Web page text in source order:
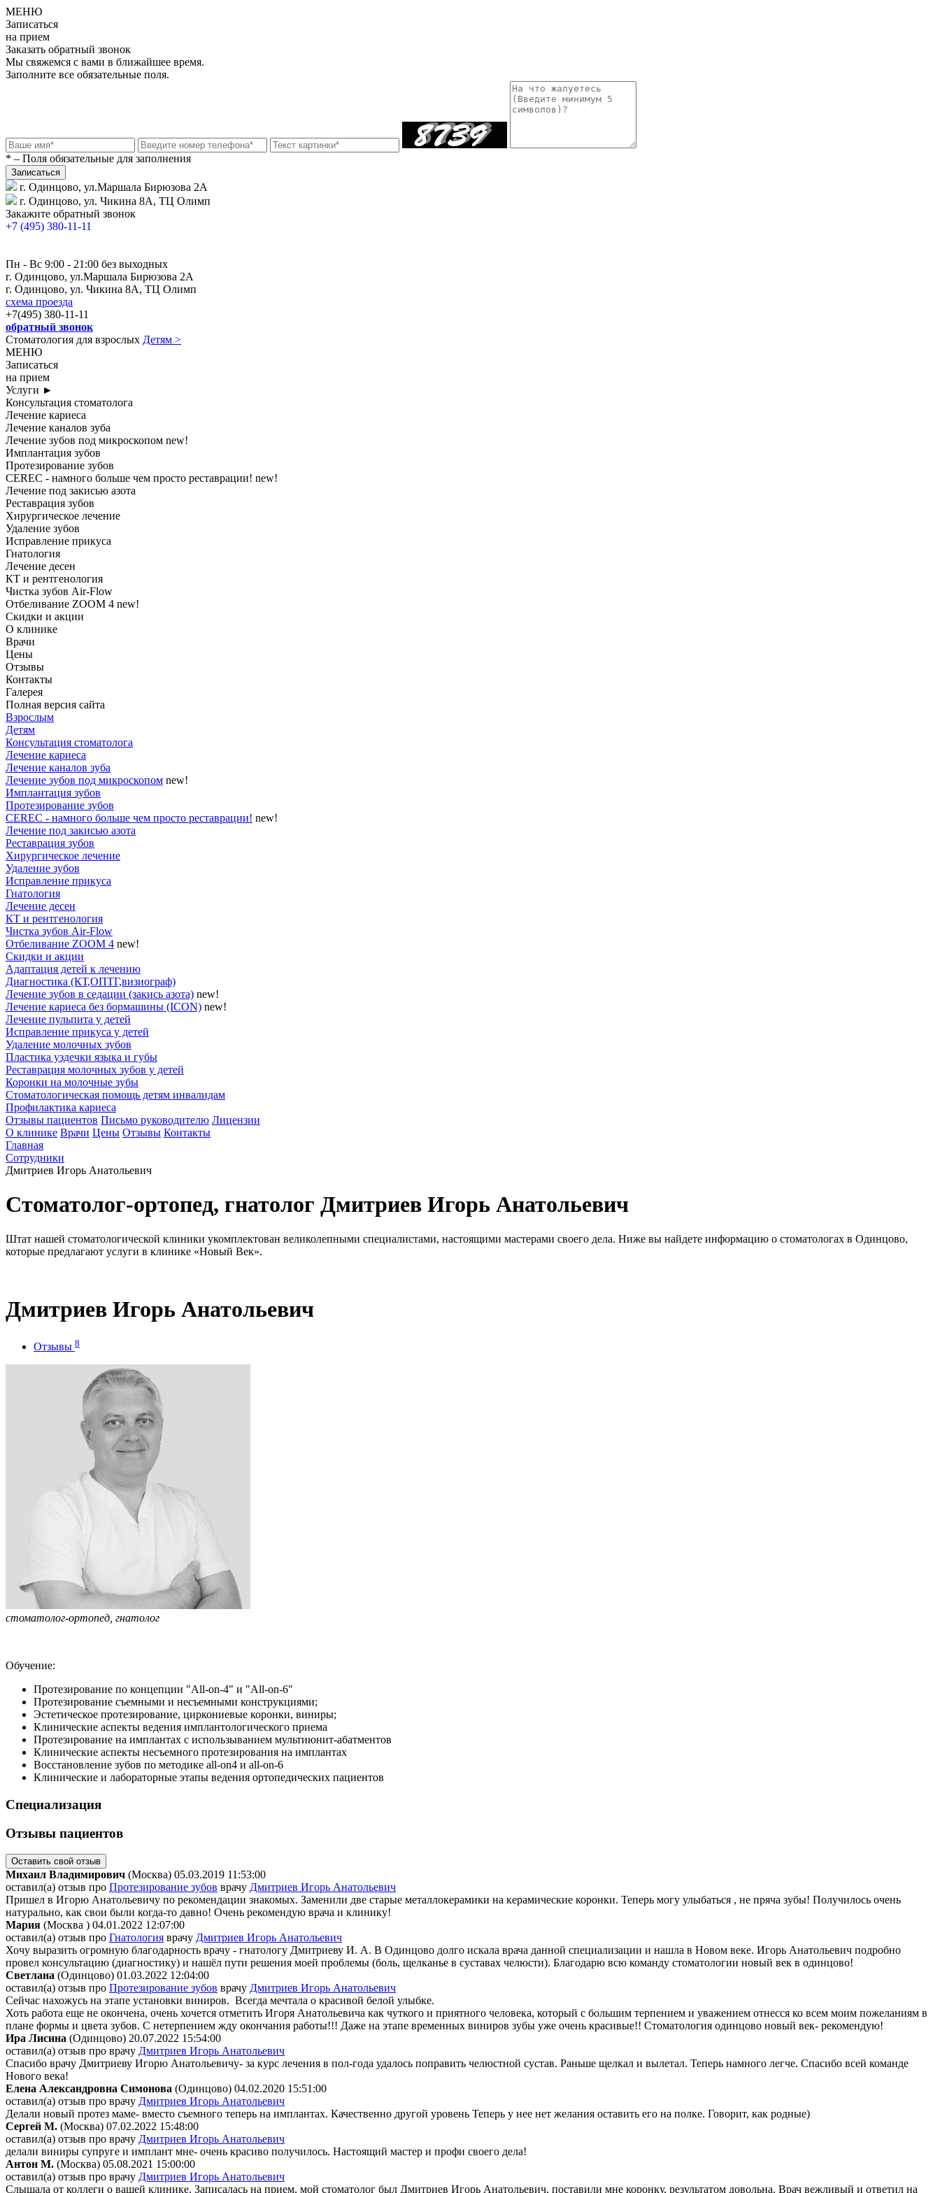
МЕНЮ
Записаться
на прием
Заказать обратный звонок
Мы свяжемся с вами в ближайшее время.
Заполните все обязательные поля.
* – Поля обязательные для заполнения
г. Одинцово, ул.Маршала Бирюзова 2А
г. Одинцово, ул. Чикина 8А, ТЦ Олимп
Закажите обратный звонок
+7 (495) 380-11-11
Пн - Вс 9:00 - 21:00 без выходных
г. Одинцово, ул.Маршала Бирюзова 2А
г. Одинцово, ул. Чикина 8А, ТЦ Олимп
схема проезда
+7(495) 380-11-11
обратный звонок
Стоматология для взрослых Детям >
МЕНЮ
Записаться
на прием
Услуги ►
Консультация стоматолога
Лечение кариеса
Лечение каналов зуба
Лечение зубов под микроскопом new!
Имплантация зубов
Протезирование зубов
CEREC - намного больше чем просто реставрации! new!
Лечение под закисью азота
Реставрация зубов
Хирургическое лечение
Удаление зубов
Исправление прикуса
Гнатология
Лечение десен
КТ и рентгенология
Чистка зубов Air-Flow
Отбеливание ZOOM 4 new!
Скидки и акции
О клинике
Врачи
Цены
Отзывы
Контакты
Галерея
Полная версия сайта
Взрослым
Детям
Консультация стоматолога
Лечение кариеса
Лечение каналов зуба
Лечение зубов под микроскопом new!
Имплантация зубов
Протезирование зубов
CEREC - намного больше чем просто реставрации! new!
Лечение под закисью азота
Реставрация зубов
Хирургическое лечение
Удаление зубов
Исправление прикуса
Гнатология
Лечение десен
КТ и рентгенология
Чистка зубов Air-Flow
Отбеливание ZOOM 4 new!
Скидки и акции
Адаптация детей к лечению
Диагностика (КТ,ОПТГ,визиограф)
Лечение зубов в седации (закись азота) new!
Лечение кариеса без бормашины (ICON) new!
Лечение пульпита у детей
Исправление прикуса у детей
Удаление молочных зубов
Пластика уздечки языка и губы
Реставрация молочных зубов у детей
Коронки на молочные зубы
Стоматологическая помощь детям инвалидам
Профилактика кариеса
Отзывы пациентов Письмо руководителю Лицензии
О клинике Врачи Цены Отзывы Контакты
Главная
Сотрудники
Дмитриев Игорь Анатольевич
Стоматолог-ортопед, гнатолог Дмитриев Игорь Анатольевич
Штат нашей стоматологической клиники укомплектован великолепными специалистами, настоящими мастерами своего дела. Ниже вы найдете информацию о стоматологах в Одинцово,
которые предлагают услуги в клинике «Новый Век».
Дмитриев Игорь Анатольевич
Отзывы 8
стоматолог-ортопед, гнатолог
Обучение:
Протезирование по концепции "All-on-4" и "All-on-6"
Протезирование съемными и несъемными конструкциями;
Эстетическое протезирование, циркониевые коронки, виниры;
Клинические аспекты ведения имплантологического приема
Протезирование на имплантах с использыванием мультиюнит-абатментов
Клинические аспекты несъемного протезирования на имплантах
Восстановление зубов по методике all-on4 и all-on-6
Клинические и лабораторные этапы ведения ортопедических пациентов
Специализация
Отзывы пациентов
Оставить свой отзыв
Михаил Владимирович (Москва) 05.03.2019 11:53:00
оставил(а) отзыв про Протезирование зубов врачу Дмитриев Игорь Анатольевич
Пришел в Игорю Анатольевичу по рекомендации знакомых. Заменили две старые металлокерамики на керамические коронки. Теперь могу улыбаться , не пряча зубы! Получилось очень
натурально, как свои были когда-то давно! Очень рекомендую врача и клинику!
Мария (Москва ) 04.01.2022 12:07:00
оставил(а) отзыв про Гнатология врачу Дмитриев Игорь Анатольевич
Хочу выразить огромную благодарность врачу - гнатологу Дмитриеву И. А. В Одинцово долго искала врача данной специализации и нашла в Новом веке. Игорь Анатольевич подробно
провел консультацию (диагностику) и нашёл пути решения моей проблемы (боль, щелканье в суставах челюсти). Благодарю всю команду стоматологии новый век в одинцово!
Светлана (Одинцово) 01.03.2022 12:04:00
оставил(а) отзыв про Протезирование зубов врачу Дмитриев Игорь Анатольевич
Сейчас нахожусь на этапе установки виниров. Всегда мечтала о красивой белой улыбке.
Хоть работа еще не окончена, очень хочется отметить Игоря Анатольевича как чуткого и приятного человека, который с большим терпением и уважением отнесся ко всем моим пожеланиям в
плане формы и цвета зубов. С нетерпением жду окончания работы!!! Даже на этапе временных виниров зубы уже очень красивые!! Стоматология одинцово новый век- рекомендую!
Ира Лисина (Одинцово) 20.07.2022 15:54:00
оставил(а) отзыв про врачу Дмитриев Игорь Анатольевич
Спасибо врачу Дмитриеву Игорю Анатольевичу- за курс лечения в пол-года удалось поправить челюстной сустав. Раньше щелкал и вылетал. Теперь намного легче. Спасибо всей команде
Нового века!
Елена Александровна Симонова (Одинцово) 04.02.2020 15:51:00
оставил(а) отзыв про врачу Дмитриев Игорь Анатольевич
Делали новый протез маме- вместо съемного теперь на имплантах. Качественно другой уровень Теперь у нее нет желания оставить его на полке. Говорит, как родные)
Сергей М. (Москва) 07.02.2022 15:48:00
оставил(а) отзыв про врачу Дмитриев Игорь Анатольевич
делали виниры супруге и имплант мне- очень красиво получилось. Настоящий мастер и профи своего дела!
Антон М. (Москва) 05.08.2021 15:00:00
оставил(а) отзыв про врачу Дмитриев Игорь Анатольевич
Слышала от коллеги о вашей клинике. Записалась на прием, мой стоматолог был Дмитриев Игорь Анатольевич, поставили мне коронку, результатом довольна. Врач вежливый и ответил на